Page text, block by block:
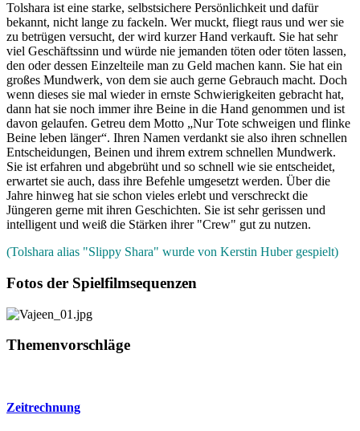
Tolshara ist eine starke, selbstsichere Persönlichkeit und dafür
bekannt, nicht lange zu fackeln. Wer muckt, fliegt raus und wer sie
zu betrügen versucht, der wird kurzer Hand verkauft. Sie hat sehr
viel Geschäftssinn und würde nie jemanden töten oder töten lassen,
den oder dessen Einzelteile man zu Geld machen kann. Sie hat ein
großes Mundwerk, von dem sie auch gerne Gebrauch macht. Doch
wenn dieses sie mal wieder in ernste Schwierigkeiten gebracht hat,
dann hat sie noch immer ihre Beine in die Hand genommen und ist
davon gelaufen. Getreu dem Motto „Nur Tote schweigen und flinke
Beine leben länger“. Ihren Namen verdankt sie also ihren schnellen
Entscheidungen, Beinen und ihrem extrem schnellen Mundwerk.
Sie ist erfahren und abgebrüht und so schnell wie sie entscheidet,
erwartet sie auch, dass ihre Befehle umgesetzt werden. Über die
Jahre hinweg hat sie schon vieles erlebt und verschreckt die
Jüngeren gerne mit ihren Geschichten. Sie ist sehr gerissen und
intelligent und weiß die Stärken ihrer "Crew" gut zu nutzen.
(Tolshara alias "Slippy Shara" wurde von Kerstin Huber gespielt)
Fotos der Spielfilmsequenzen
Themenvorschläge
Zeitrechnung